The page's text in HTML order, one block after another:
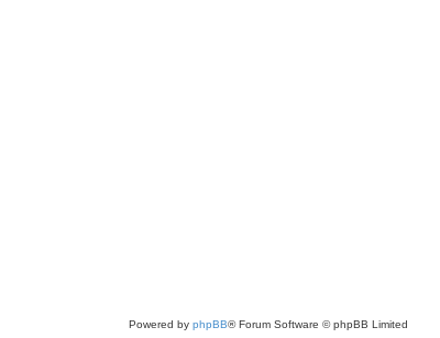
Powered by phpBB® Forum Software © phpBB Limited